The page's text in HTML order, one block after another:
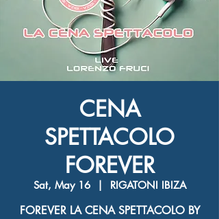
CENA
SPETTACOLO
FOREVER
Sat, May 16
  |
RIGATONI IBIZA
FOREVER LA CENA SPETTACOLO BY